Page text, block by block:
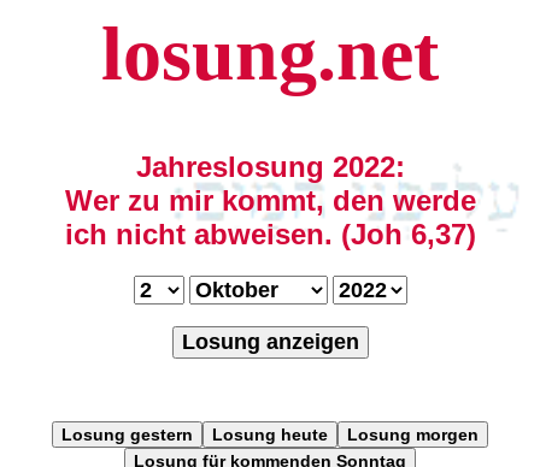
losung.net
Jahreslosung 2022:
Wer zu mir kommt, den werde
ich nicht abweisen. (Joh 6,37)
Losung anzeigen
Losung gestern Losung heute
Losung morgen
Losung für kommenden Sonntag